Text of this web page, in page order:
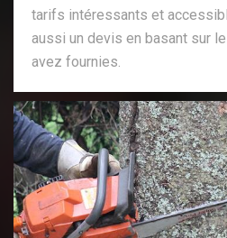
tarifs intéressants et
aussi un devis en basant sur
avez fournies.